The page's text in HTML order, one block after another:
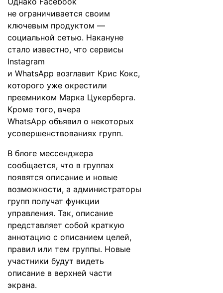
не ограничивается своим
ключевым продуктом —
социальной сетью. Накануне
стало известно, что сервисы
Instagram
и WhatsApp возглавит Крис Кокс,
которого уже окрестили
преемником Марка Цукерберга.
Кроме того, вчера
WhatsApp объявил о некоторых
усовершенствованиях групп.
В блоге мессенджера
сообщается, что в группах
появятся описание и новые
возможности, а администраторы
групп получат функции
управления. Так, описание
представляет собой краткую
аннотацию с описанием целей,
правил или тем группы. Новые
участники будут видеть
описание в верхней части
экрана.